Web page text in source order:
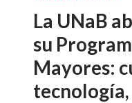
La UNaB
su
Mayores: